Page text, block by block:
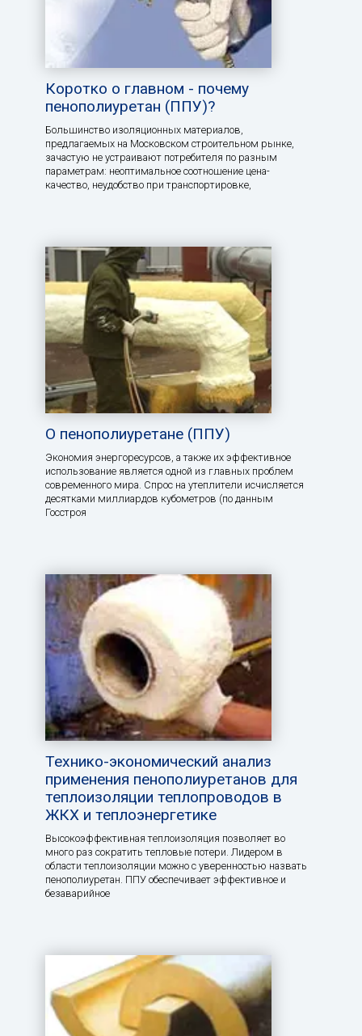
Коротко о главном - почему
пенополиуретан (ППУ)?
Большинство изоляционных материалов,
предлагаемых на Московском строительном рынке,
зачастую не устраивают потребителя по разным
параметрам: неоптимальное соотношение цена-
качество, неудобство при транспортировке,
О пенополиуретане (ППУ)
Экономия энергоресурсов, а также их эффективное
использование является одной из главных проблем
современного мира. Спрос на утеплители исчисляется
десятками миллиардов кубометров (по данным
Госстроя
Технико-экономический анализ
применения пенополиуретанов для
теплоизоляции теплопроводов в
ЖКХ и теплоэнергетике
Высокоэффективная теплоизоляция позволяет во
много раз сократить тепловые потери. Лидером в
области теплоизоляции можно с уверенностью назвать
пенополиуретан. ППУ обеспечивает эффективное и
безаварийное